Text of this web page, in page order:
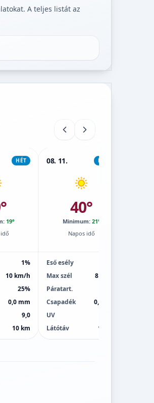
A teljes listát az
HÉT
19°
1%
10 km/h
25%
0,0 mm
9,0
10 km
08. 11. KEDD
40°
Minimum: 21°
Napos idő
Eső esély
Max szél
8 km/h
Páratart.
Csapadék
0,0 mm
UV
Látótáv
10 km